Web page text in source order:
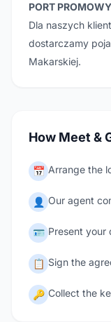
PORT PROMOWY
Dla naszych
dostarczamy
Makarskiej.
How Meet &
📅 Arrange the
👤 Our agent
🪪 Present your
📋 Sign the
🔑 Collect the